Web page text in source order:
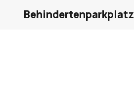
Behindertenparkplatz